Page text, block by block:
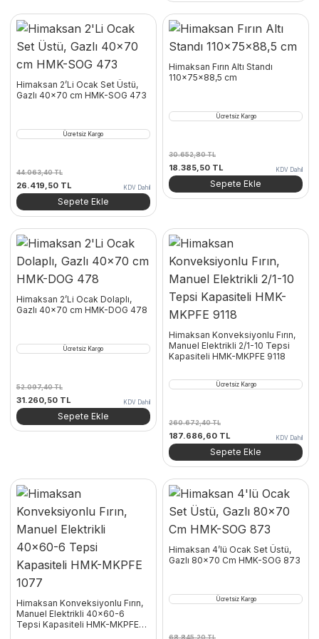
Himaksan 2’Li Ocak Set Üstü,
Gazlı 40×70 cm HMK-SOG 473
Ücretsiz Kargo
44.063,40TL
Orijinal
fiyat:
44.063,40 TL.
26.419,50 TLŞu
andaki
fiyat:
KDV Dahil
Sepete Ekle
Himaksan Fırın Altı Standı
110x75x88,5 cm
Ücretsiz Kargo
30.652,80TL
Orijinal
fiyat:
30.652,80 TL.
18.385,50 TL
andaki
fiyat:
KDV Dahil
Sepete Ekle
Himaksan 2’Li Ocak Dolaplı,
Gazlı 40×70 cm HMK-DOG 478
Ücretsiz Kargo
52.097,40TL
Orijinal
fiyat:
52.097,40 TL.
31.260,50 TLŞu
andaki
fiyat:
KDV Dahil
Sepete Ekle
Himaksan Konveksiyonlu Fırın,
Manuel Elektrikli 2/1-10 Tepsi
Kapasiteli HMK-MKPFE 9118
Ücretsiz Kargo
260.672,40TL
Orijinal
fiyat:
260.672,40 TL.
187.686,60 TL
andaki
fiyat:
KDV Dahil
Sepete Ekle
Himaksan Konveksiyonlu Fırın,
Manuel Elektrikli 40×60-6
Tepsi Kapasiteli HMK-MKPFE
Himaksan 4’lü Ocak Set Üstü,
Gazlı 80×70 Cm HMK-SOG 873
Ücretsiz Kargo
68.845,20TL